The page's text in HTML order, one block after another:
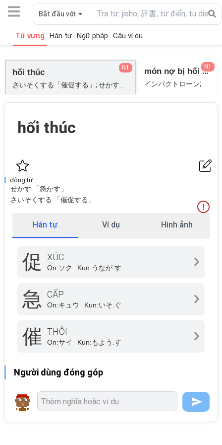
Bắt đầu với
Từ vựng Hán tự Ngữ pháp Câu ví dụ
hối thúc N1 món nợ bị hối thúc
インパクトローン;
N1
hối thúc
động từ
せかす 「急かす」
さいそくする 「催促する」
Hán tự Ví dụ Hình ảnh
促 XÚC
On:ソク Kun:うなが.す
急 CẤP
On:キュウ Kun:いそ.ぐ
催 THÔI
On:サイ Kun:もよう.す
Người dùng đóng góp